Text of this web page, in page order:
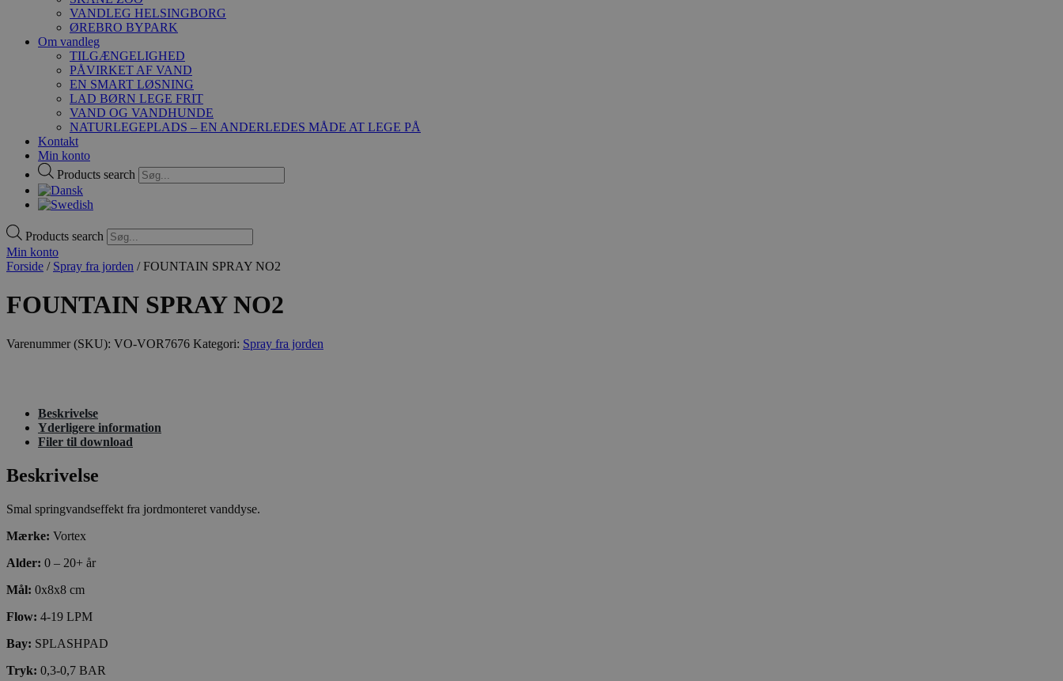
VANDLEG HELSINGBORG
ØREBRO BYPARK
Om vandleg
TILGÆNGELIGHED
PÅVIRKET AF VAND
EN SMART LØSNING
LAD BØRN LEGE FRIT
VAND OG VANDHUNDE
NATURLEGEPLADS – EN ANDERLEDES MÅDE AT LEGE PÅ
Kontakt
Min konto
Products search
Products search
Min konto
Forside / Spray fra jorden / FOUNTAIN SPRAY NO2
FOUNTAIN SPRAY NO2
Varenummer (SKU): VO-VOR7676 Kategori: Spray fra jorden
Beskrivelse
Yderligere information
Filer til download
Beskrivelse
Smal springvandseffekt fra jordmonteret vanddyse.
Mærke: Vortex
Alder: 0 – 20+ år
Mål: 0x8x8 cm
Flow: 4-19 LPM
Bay: SPLASHPAD
Tryk: 0,3-0,7 BAR